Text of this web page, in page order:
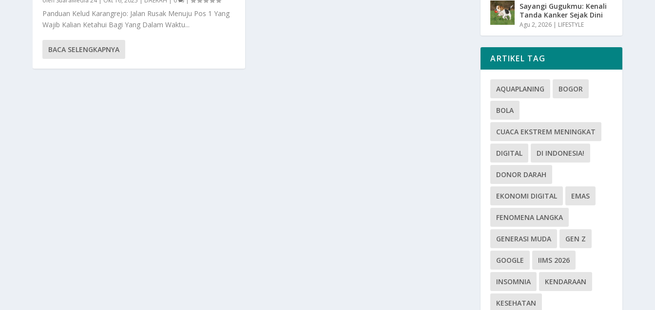
Panduan Kelud Karangrejo: Jalan Rusak Menuju Pos 1 Yang
Wajib Kalian Ketahui Bagi Yang Dalam Waktu...
BACA SELENGKAPNYA
Sayangi Gugukmu: Kenali
Tanda Kanker Sejak Dini
Agu 2, 2026 | LIFESTYLE
ARTIKEL TAG
AQUAPLANING BOGOR
BOLA
CUACA EKSTREM MENINGKAT
DIGITAL DI INDONESIA!
DONOR DARAH
EKONOMI DIGITAL EMAS
FENOMENA LANGKA
GENERASI MUDA GEN Z
GOOGLE IIMS 2026
INSOMNIA KENDARAAN
KESEHATAN